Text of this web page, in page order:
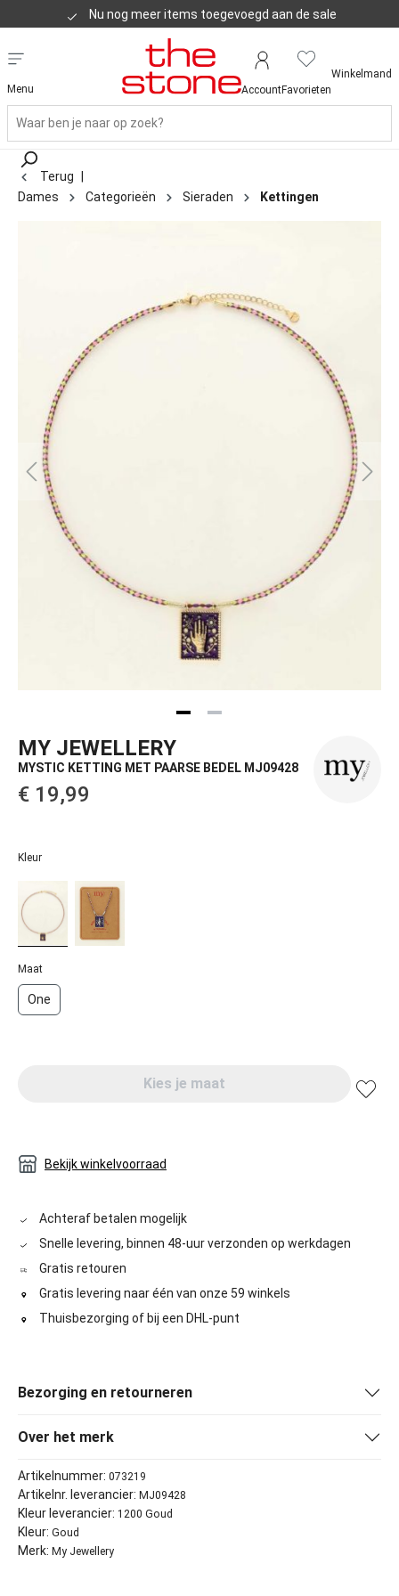
Nu nog meer items toegevoegd aan de sale
Klanten geven ons een 8,8
Menu AccountFavorieten
Winkelmand
Terug
Dames
Categorieën Sieraden Kettingen
MY JEWELLERY
MYSTIC KETTING MET PAARSE BEDEL MJ09428
€ 19,99‌
Kleur
Maat
One
Kies je maat
Bekijk winkelvoorraad
Achteraf betalen mogelijk
Snelle levering, binnen 48-uur verzonden op werkdagen
Gratis retouren
Gratis levering naar één van onze 59 winkels
Thuisbezorging of bij een DHL-punt
Bezorging en retourneren
Over het merk
Artikelnummer: 073219
Artikelnr. leverancier: MJ09428
Kleur leverancier: 1200 Goud
Kleur: Goud
Merk: My Jewellery